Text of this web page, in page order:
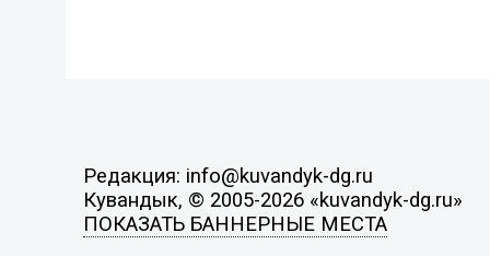
Редакция: info@kuvandyk-dg.ru
Кувандык, © 2005-2026 «kuvandyk-dg.ru»
ПОКАЗАТЬ БАННЕРНЫЕ МЕСТА